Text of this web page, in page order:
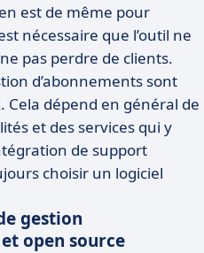
est de même pour
nécessaire que l’outil ne
pas perdre de clients.
d’abonnements sont
dépend en général de
et des services qui y
de support
choisir un logiciel
gestion
open source